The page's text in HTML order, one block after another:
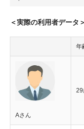
＜実際の利用者データ＞
年
Aさん
29